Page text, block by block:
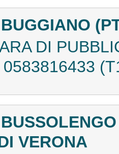
DI
0583816433
VERONA